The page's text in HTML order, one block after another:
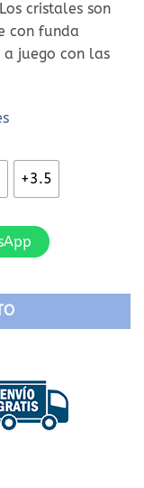
cristales son
con funda
juego con las
+3.5